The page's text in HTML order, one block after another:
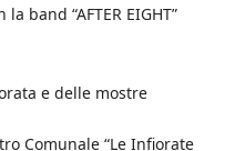
band “AFTER EIGHT”
e delle mostre
Comunale “Le Infiorate